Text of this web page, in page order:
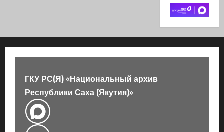
ГКУ РС(Я) «Национальный архив
Республики Саха (Якутия)»